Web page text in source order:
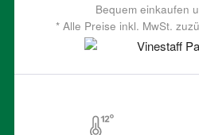
Bequem einkaufen
* Alle Preise inkl. MwSt.